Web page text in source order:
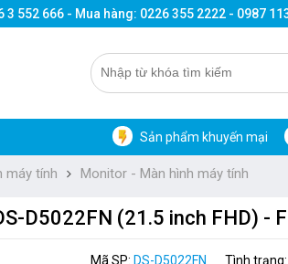
552 666 - Mua hàng: 0226 355 2222 - 0987
Sản phẩm khuyến mại
máy tính Monitor - Màn hình máy tính
D5022FN (21.5 inch FHD) -
Mã SP: DS-D5022FN Tình